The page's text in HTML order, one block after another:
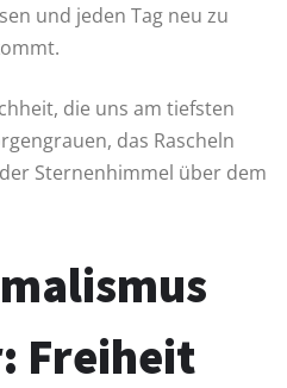
und jeden Tag neu zu
die uns am tiefsten
das Rascheln
Sternenhimmel über dem
Freiheit